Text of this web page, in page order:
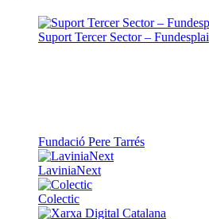
Suport Tercer Sector – Fundesplai
Fundació Pere Tarrés
LaviniaNext
Colectic